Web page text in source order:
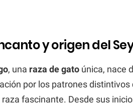
y origen del
, una raza de gato única, nace
por los patrones distintivos
fascinante. Desde sus